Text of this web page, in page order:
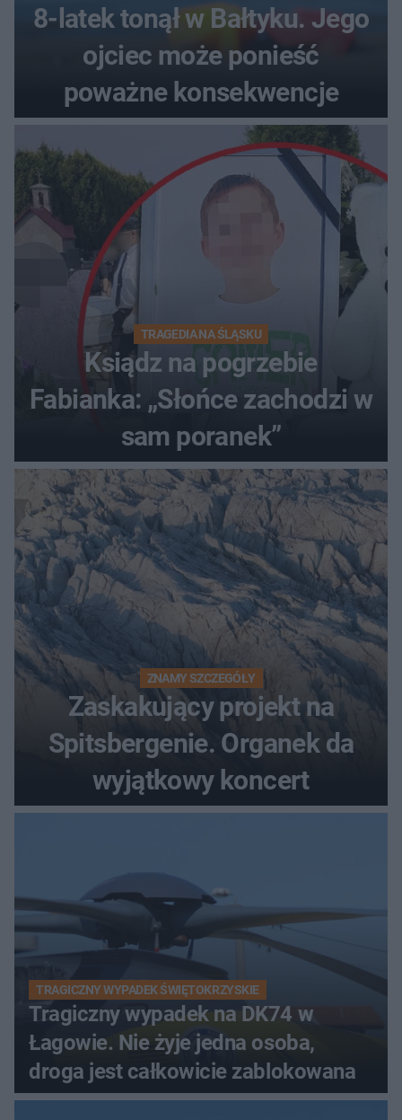
8-latek tonął w Bałtyku. Jego
ojciec może ponieść
poważne konsekwencje
TRAGEDIA NA ŚLĄSKU
Ksiądz na pogrzebie
Fabianka: „Słońce zachodzi w
sam poranek”
ZNAMY SZCZEGÓŁY
Zaskakujący projekt na
Spitsbergenie. Organek da
wyjątkowy koncert
TRAGICZNY WYPADEK ŚWIĘTOKRZYSKIE
Tragiczny wypadek na DK74 w
Łagowie. Nie żyje jedna osoba,
droga jest całkowicie zablokowana